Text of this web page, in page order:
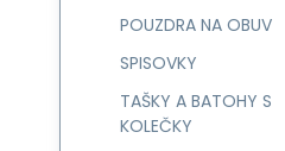
POUZDRA NA OBUV
SPISOVKY
TAŠKY A BATOHY S
KOLEČKY